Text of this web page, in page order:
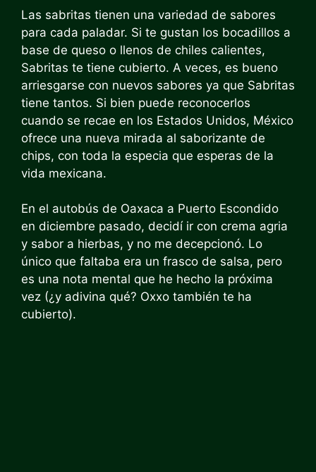
Las sabritas tienen una variedad de sabores
para cada paladar. Si te gustan los bocadillos a
base de queso o llenos de chiles calientes,
Sabritas te tiene cubierto. A veces, es bueno
arriesgarse con nuevos sabores ya que Sabritas
tiene tantos. Si bien puede reconocerlos
cuando se recae en los Estados Unidos, México
ofrece una nueva mirada al saborizante de
chips, con toda la especia que esperas de la
vida mexicana.
En el autobús de Oaxaca a Puerto Escondido
en diciembre pasado, decidí ir con crema agria
y sabor a hierbas, y no me decepcionó. Lo
único que faltaba era un frasco de salsa, pero
es una nota mental que he hecho la próxima
vez (¿y adivina qué? Oxxo también te ha
cubierto).